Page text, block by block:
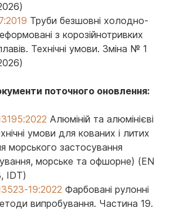
Труби безшовні холодно-
з корозійнотривких
Технічні умови. Зміна № 1
поточного оновлення:
Алюміній та алюмінієві
умови для кованих і литих
морського застосування
морське та офшорне) (EN
IDT)
19:2022 Фарбовані рулонні
випробування. Частина 19.